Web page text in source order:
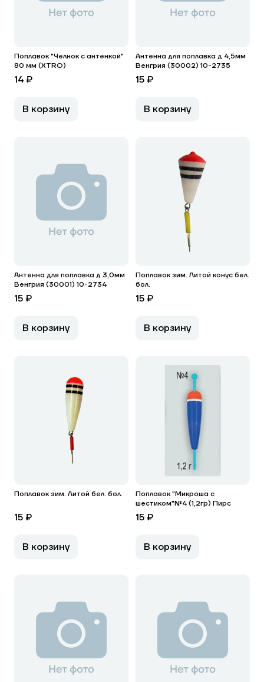
Поплавок "Челнок с антенкой"
80 мм (XTRO)
14 ₽
В корзину
Антенна для поплавка д 4,5мм
Венгрия (30002) 10-2735
15 ₽
В корзину
Антенна для поплавка д 3,0мм
Венгрия (30001) 10-2734
15 ₽
В корзину
Поплавок зим. Литой конус бел.
бол.
15 ₽
В корзину
Поплавок зим. Литой бел. бол.
15 ₽
В корзину
Поплавок "Микроша с
шестиком"№4 (1,2гр) Пирс
15 ₽
В корзину